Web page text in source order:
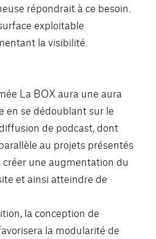
répondrait à ce besoin.
exploitable
la visibilité.
La BOX aura une aura
en se dédoublant sur le
de podcast, dont
au projets présentés
une augmentation du
et ainsi atteindre de
la conception de
la modularité de